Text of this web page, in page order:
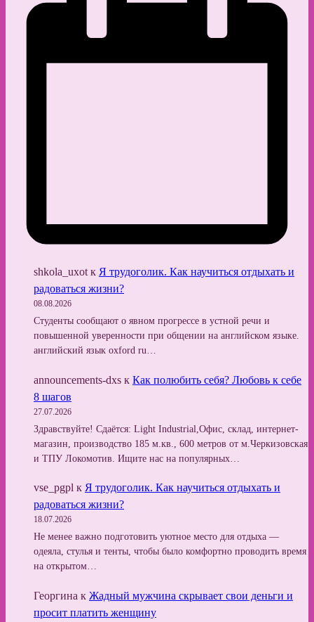
shkola_uxot к Я трудоголик. Как научиться отдыхать и
радоваться жизни?
08.08.2026
Студенты сообщают о явном прогрессе в устной речи и
повышенной уверенности при общении на английском языке.
английский язык oxford ru…
announcements-dxs к Как полюбить себя? Любовь к себе
8 шагов
27.07.2026
Здравствуйте! Сдаётся: Light Industrial,Офис, склад, интернет-
магазин, производство 185 м.кв., 600 метров от м.Черкизовская
и ТПУ Локомотив. Ищите нас на популярных…
vse_pgpl к Я трудоголик. Как научиться отдыхать и
радоваться жизни?
18.07.2026
Не менее важно подготовить уютное место для отдыха —
одеяла, стулья и тенты, чтобы было комфортно проводить время
на открытом…
Георгина к Жадный мужчина скрывает свои деньги и
просит платить женщину